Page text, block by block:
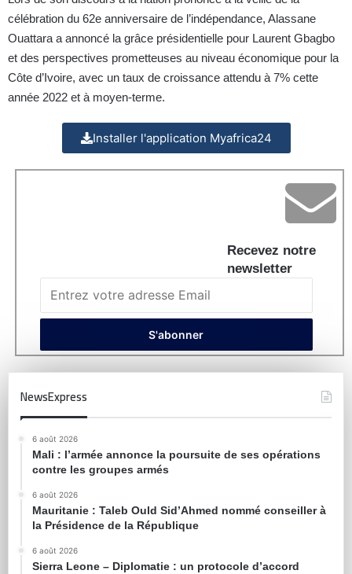
célébration du 62e anniversaire de l’indépendance, Alassane
Ouattara a annoncé la grâce présidentielle pour Laurent Gbagbo
et des perspectives prometteuses au niveau économique pour la
Côte d’Ivoire, avec un taux de croissance attendu à 7% cette
année 2022 et à moyen-terme.
Installer l'application Myafrica24
Recevez notre
newsletter
NewsExpress
6 août 2026
Mali : l’armée annonce la poursuite de ses opérations
contre les groupes armés
6 août 2026
Mauritanie : Taleb Ould Sid’Ahmed nommé conseiller à
la Présidence de la République
6 août 2026
Sierra Leone – Diplomatie : un protocole d’accord